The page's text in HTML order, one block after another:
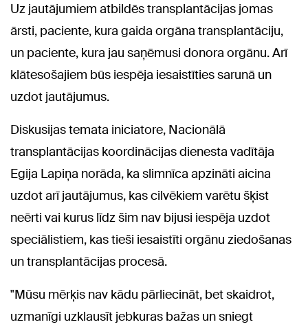
Uz jautājumiem atbildēs transplantācijas jomas
ārsti, paciente, kura gaida orgāna transplantāciju,
un paciente, kura jau saņēmusi donora orgānu. Arī
klātesošajiem būs iespēja iesaistīties sarunā un
uzdot jautājumus.
Diskusijas temata iniciatore, Nacionālā
transplantācijas koordinācijas dienesta vadītāja
Egija Lapiņa norāda, ka slimnīca apzināti aicina
uzdot arī jautājumus, kas cilvēkiem varētu šķist
neērti vai kurus līdz šim nav bijusi iespēja uzdot
speciālistiem, kas tieši iesaistīti orgānu ziedošanas
un transplantācijas procesā.
"Mūsu mērķis nav kādu pārliecināt, bet skaidrot,
uzmanīgi uzklausīt jebkuras bažas un sniegt